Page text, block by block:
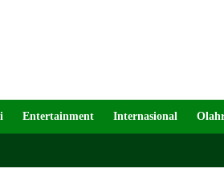
Entertainment Internasional